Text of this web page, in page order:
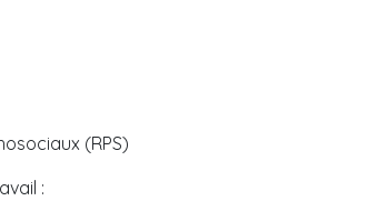
(RPS)
: